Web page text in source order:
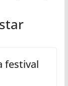
festival